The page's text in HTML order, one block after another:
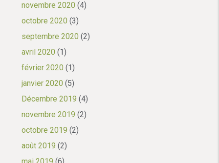
novembre 2020 (4)
octobre 2020 (3)
septembre 2020 (2)
avril 2020 (1)
février 2020 (1)
janvier 2020 (5)
Décembre 2019 (4)
novembre 2019 (2)
octobre 2019 (2)
août 2019 (2)